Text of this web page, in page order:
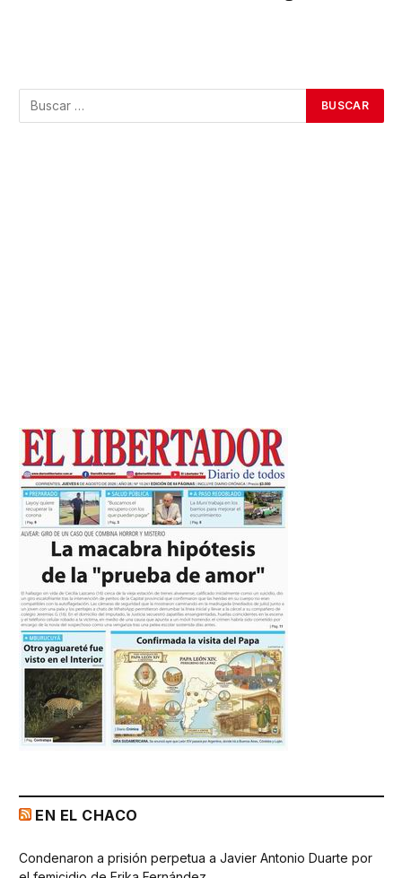
EN EL CHACO
Condenaron a prisión perpetua a Javier Antonio Duarte por